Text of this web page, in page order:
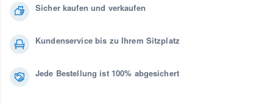
Sicher kaufen und verkaufen
Kundenservice bis zu Ihrem Sitzplatz
Jede Bestellung ist 100% abgesichert